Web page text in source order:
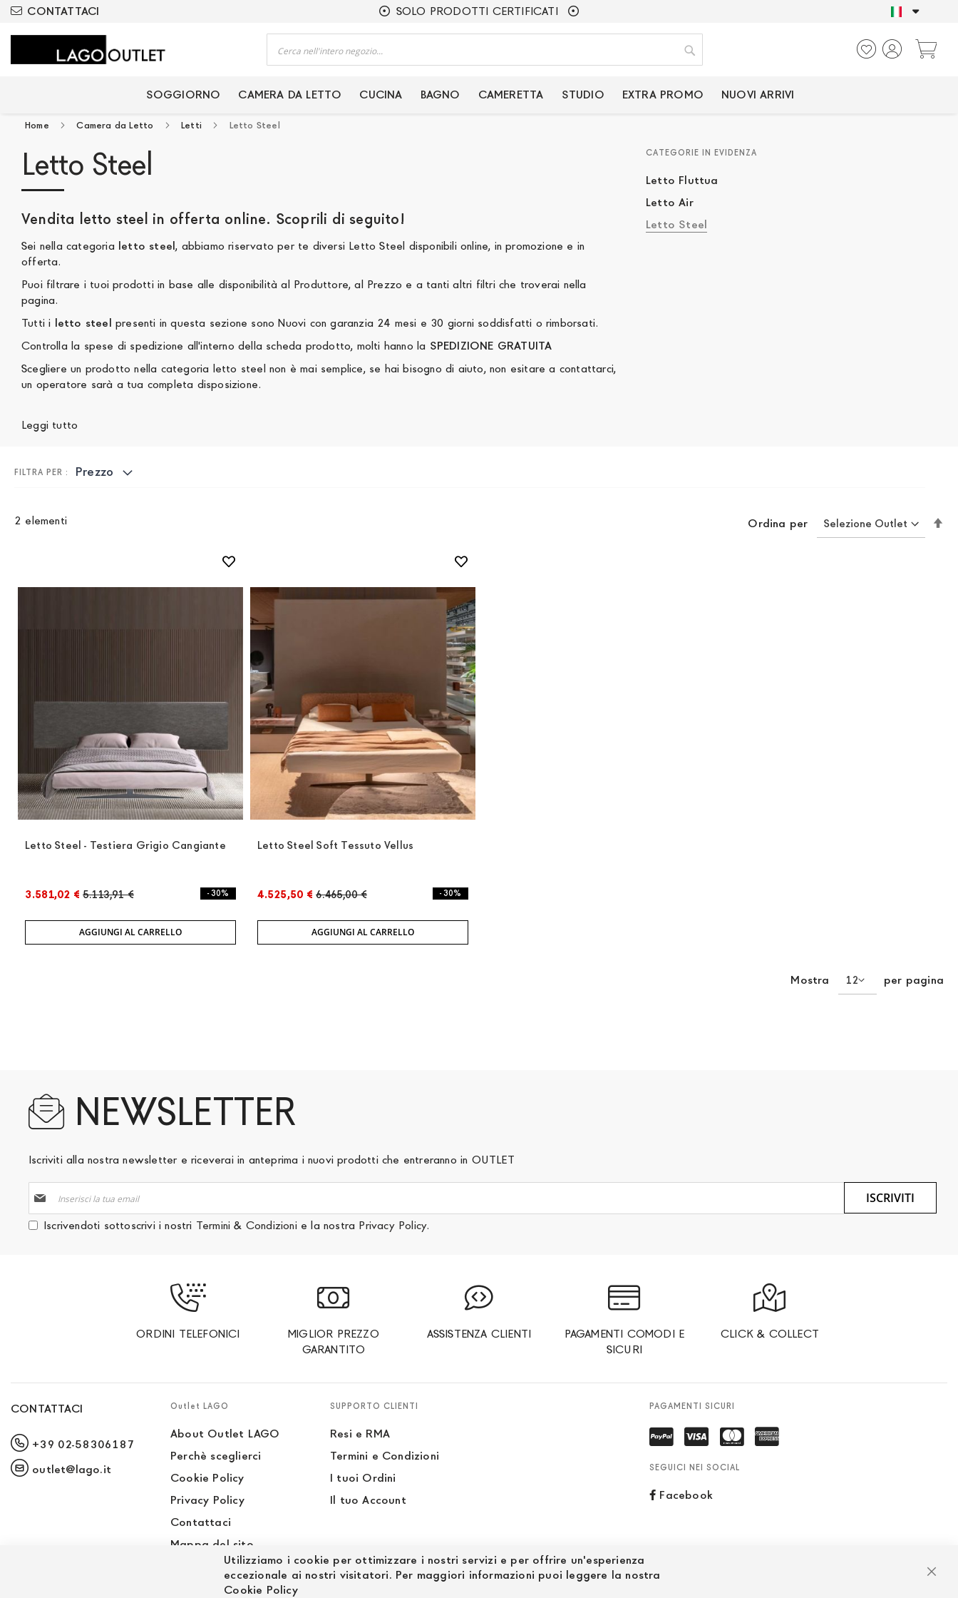
CONTATTACI
CERTIFICATI SOLO PRODOTTI CERTIFICATI SOLO PRODOTTI
Cerca
SOGGIORNO CAMERA DA LETTO CUCINA BAGNO CAMERETTA STUDIO EXTRA PROMO NUOVI ARRIVI
Home Camera da Letto Letti Letto Steel
Letto Steel
Vendita letto steel in offerta online. Scoprili di seguito!
Sei nella categoria letto steel, abbiamo riservato per te diversi Letto Steel disponibili online, in promozione e in
offerta.
Puoi filtrare i tuoi prodotti in base alle disponibilità al Produttore, al Prezzo e a tanti altri filtri che troverai nella
pagina.
Tutti i letto steel
presenti in questa sezione sono Nuovi con garanzia 24 mesi e 30 giorni soddisfatti o rimborsati.
Controlla la spese di spedizione all'interno della scheda prodotto, molti hanno la
SPEDIZIONE GRATUITA
Scegliere un prodotto nella categoria letto steel non è mai semplice, se hai bisogno di aiuto, non esitare a contattarci,
un operatore sarà a tua completa disposizione.
Leggi tutto
CATEGORIE IN EVIDENZA
Letto Fluttua
Letto Air
Letto Steel
2 elementi Ordina per
Letto Steel - Testiera Grigio Cangiante
3.581,02 € 5.113,91 € - 30%
AGGIUNGI AL CARRELLO
Letto Steel Soft Tessuto Vellus
4.525,50 € 6.465,00 € - 30%
AGGIUNGI AL CARRELLO
Mostra per pagina
Prezzo
NEWSLETTER
Iscriviti alla nostra newsletter e riceverai in anteprima i nuovi prodotti che entreranno in OUTLET
alla
nostra
Newsletter:
Iscrivendoti sottoscrivi i nostri Termini & Condizioni e la nostra Privacy Policy.
ISCRIVITI
ORDINI TELEFONICI
MIGLIOR PREZZO
GARANTITO
ASSISTENZA CLIENTI
PAGAMENTI COMODI E
SICURI
CLICK & COLLECT
CONTATTACI
+39 02-58306187
outlet@lago.it
Outlet LAGO
About Outlet LAGO
Perchè sceglierci
Cookie Policy
Privacy Policy
Contattaci
Mappa del sito
Sito LAGO
SUPPORTO CLIENTI
Resi e RMA
Termini e Condizioni
I tuoi Ordini
Il tuo Account
PAGAMENTI SICURI
SEGUICI NEI SOCIAL
Facebook
Utilizziamo i cookie per ottimizzare i nostri servizi e per offrire un'esperienza
eccezionale ai nostri visitatori. Per maggiori informazioni puoi leggere la nostra
Cookie Policy